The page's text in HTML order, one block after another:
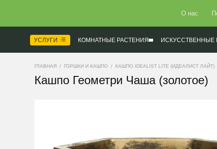
О нас
УСЛУГИ КОМНАТНЫЕ РАСТЕНИЯ ИСКУССТВЕННЫЕ
ГЛАВНАЯ ГОРШКИ И КАШПО КАШПО IDEALIST LITE (ИДЕАЛИСТ ЛАЙТ)
Кашпо Геометри Чаша (золотое)